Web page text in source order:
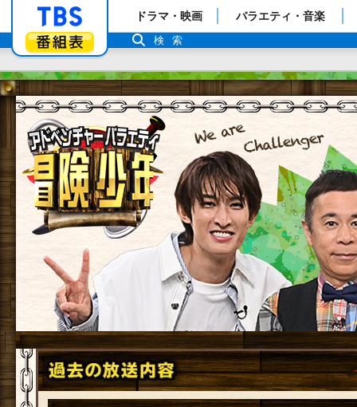
「TBSテレビ」トップページ
番組表
ドラマ・映画 バラエティ・音楽
検索